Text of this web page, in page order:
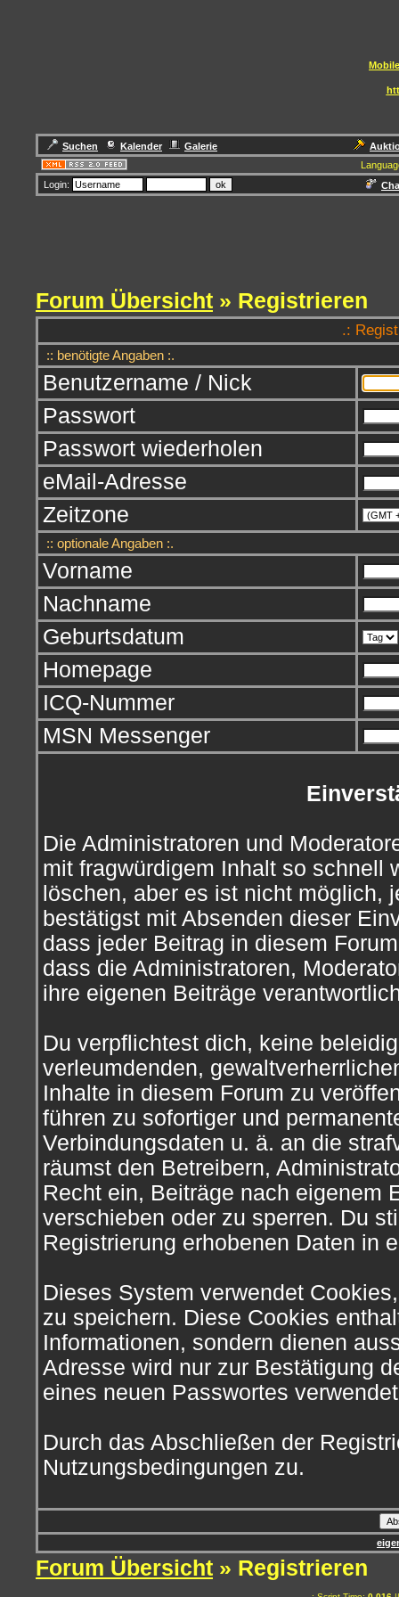
Suchen Kalender Galerie
Login:
Forum Übersicht » Registrieren
.:
:: benötigte Angaben :.
Benutzername / Nick
Passwort
Passwort wiederholen
eMail-Adresse
Zeitzone
:: optionale Angaben :.
Vorname
Nachname
Geburtsdatum
Homepage
ICQ-Nummer
MSN Messenger
Die Administratoren und
mit fragwürdigem Inhalt so schnell
löschen, aber es ist nicht möglich,
bestätigst mit Absenden dieser
dass jeder Beitrag in diesem
dass die Administratoren,
ihre eigenen Beiträge
Du verpflichtest dich, keine
verleumdenden,
Inhalte in diesem Forum zu
führen zu sofortiger und
Verbindungsdaten u. ä. an die
räumst den Betreibern,
Recht ein, Beiträge nach eigenem
verschieben oder zu sperren. Du
Registrierung erhobenen Daten in
Dieses System verwendet
zu speichern. Diese Cookies
Informationen, sondern dienen
Adresse wird nur zur Bestätigung
eines neuen Passwortes
Durch das Abschließen der
Nutzungsbedingungen zu.
Forum Übersicht » Registrieren